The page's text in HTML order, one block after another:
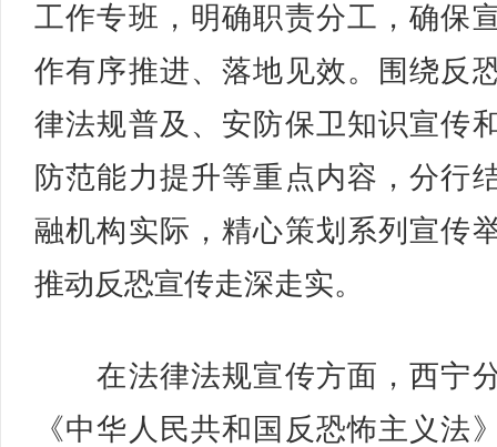
工作专班，明确职责分工，确保
作有序推进、落地见效。围绕反
律法规普及、安防保卫知识宣传
防范能力提升等重点内容，分行
融机构实际，精心策划系列宣传
推动反恐宣传走深走实。
在法律法规宣传方面，西宁
《中华人民共和国反恐怖主义法